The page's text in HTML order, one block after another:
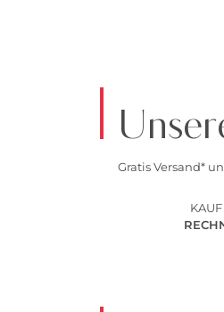
Gratis Versand*